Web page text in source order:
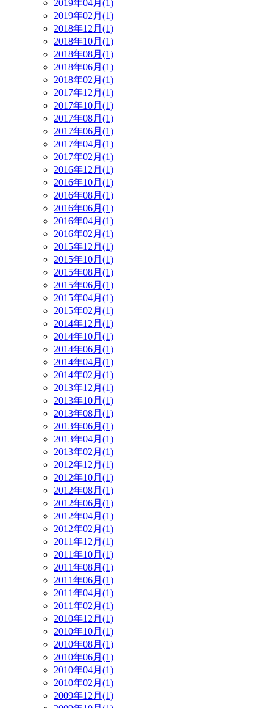
2019年04月(1)
2019年02月(1)
2018年12月(1)
2018年10月(1)
2018年08月(1)
2018年06月(1)
2018年02月(1)
2017年12月(1)
2017年10月(1)
2017年08月(1)
2017年06月(1)
2017年04月(1)
2017年02月(1)
2016年12月(1)
2016年10月(1)
2016年08月(1)
2016年06月(1)
2016年04月(1)
2016年02月(1)
2015年12月(1)
2015年10月(1)
2015年08月(1)
2015年06月(1)
2015年04月(1)
2015年02月(1)
2014年12月(1)
2014年10月(1)
2014年06月(1)
2014年04月(1)
2014年02月(1)
2013年12月(1)
2013年10月(1)
2013年08月(1)
2013年06月(1)
2013年04月(1)
2013年02月(1)
2012年12月(1)
2012年10月(1)
2012年08月(1)
2012年06月(1)
2012年04月(1)
2012年02月(1)
2011年12月(1)
2011年10月(1)
2011年08月(1)
2011年06月(1)
2011年04月(1)
2011年02月(1)
2010年12月(1)
2010年10月(1)
2010年08月(1)
2010年06月(1)
2010年04月(1)
2010年02月(1)
2009年12月(1)